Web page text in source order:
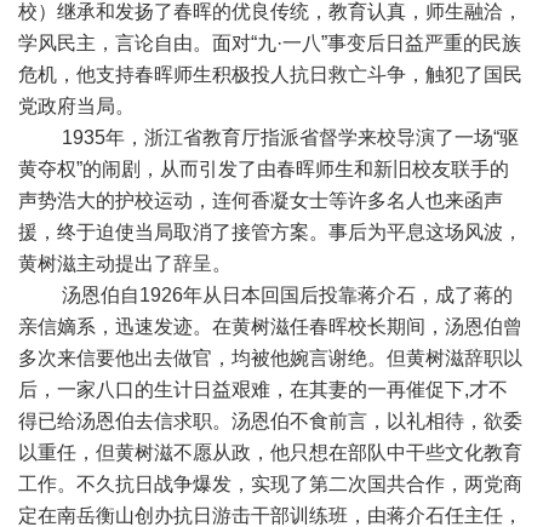
校）继承和发扬了春晖的优良传统，教育认真，师生融洽，
学风民主，言论自由。面对“九·一八”事变后日益严重的民族
危机，他支持春晖师生积极投人抗日救亡斗争，触犯了国民
党政府当局。
1935年，浙江省教育厅指派省督学来校导演了一场“驱
黄夺权”的闹剧，从而引发了由春晖师生和新旧校友联手的
声势浩大的护校运动，连何香凝女士等许多名人也来函声
援，终于迫使当局取消了接管方案。事后为平息这场风波，
黄树滋主动提出了辞呈。
汤恩伯自1926年从日本回国后投靠蒋介石，成了蒋的
亲信嫡系，迅速发迹。在黄树滋任春晖校长期间，汤恩伯曾
多次来信要他出去做官，均被他婉言谢绝。但黄树滋辞职以
后，一家八口的生计日益艰难，在其妻的一再催促下,才不
得已给汤恩伯去信求职。汤恩伯不食前言，以礼相待，欲委
以重任，但黄树滋不愿从政，他只想在部队中干些文化教育
工作。不久抗日战争爆发，实现了第二次国共合作，两党商
定在南岳衡山创办抗日游击干部训练班，由蒋介石任主任，